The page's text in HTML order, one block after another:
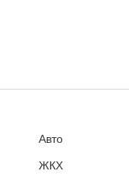
Авто
ЖКХ